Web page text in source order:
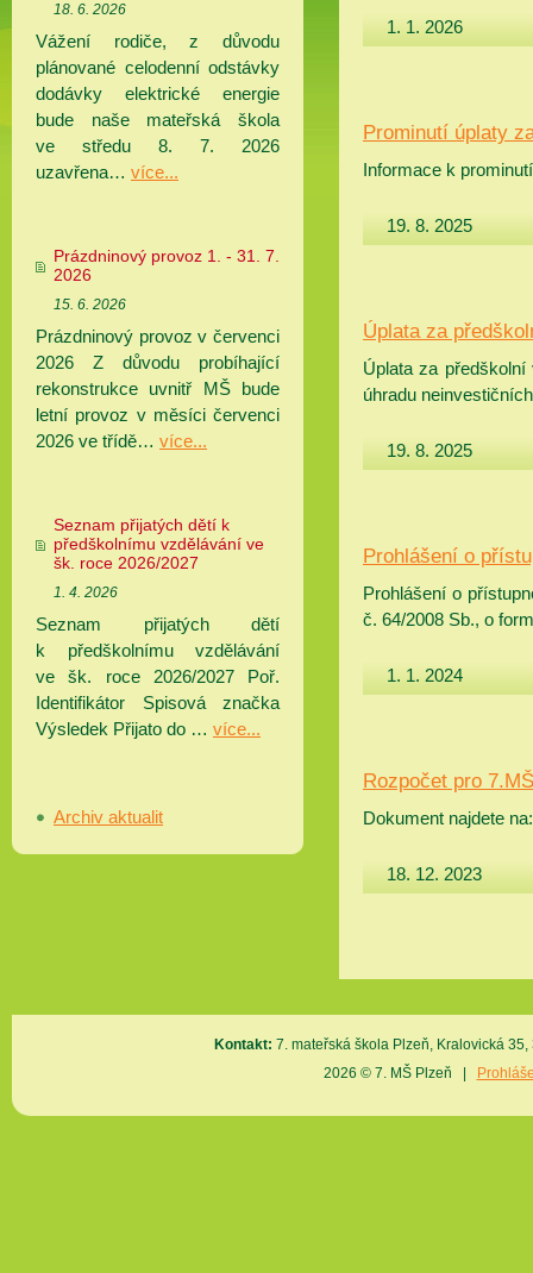
1. 1. 2026
Prominutí úplaty
Informace k
19. 8. 2025
Úplata za
Úplata za
úhradu
19. 8. 2025
Prohlášení o
Prohlášení o
č. 64/2008 Sb., o
1. 1. 2024
Rozpočet pro
Dokument najdete
18. 12. 2023
18. 6. 2026
Vážení rodiče, z důvodu
plánované celodenní odstávky
dodávky elektrické energie
bude naše mateřská škola
ve středu 8. 7. 2026
uzavřena… více...
Prázdninový provoz 1. - 31. 7.
2026
15. 6. 2026
Prázdninový provoz v červenci
2026 Z důvodu probíhající
rekonstrukce uvnitř MŠ bude
letní provoz v měsíci červenci
2026 ve třídě… více...
Seznam přijatých dětí k
předškolnímu vzdělávání ve
šk. roce 2026/2027
1. 4. 2026
Seznam přijatých dětí
k předškolnímu vzdělávání
ve šk. roce 2026/2027 Poř.
Identifikátor Spisová značka
Výsledek Přijato do … více...
Archiv aktualit
Kontakt: 7. mateřská škola Plzeň, Kralovická
2026 © 7. MŠ Plzeň |